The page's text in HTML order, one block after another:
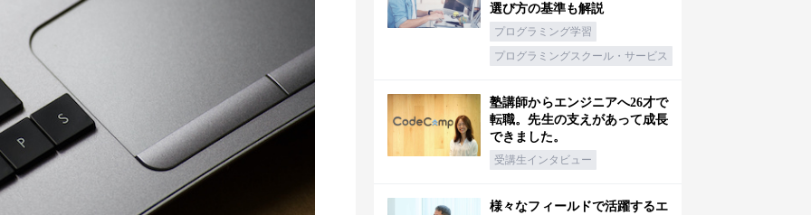
選び方の基準も解説
プログラミング学習
プログラミングスクール・サービス
塾講師からエンジニアへ26才で
転職。先生の支えがあって成長
できました。
受講生インタビュー
様々なフィールドで活躍するエ